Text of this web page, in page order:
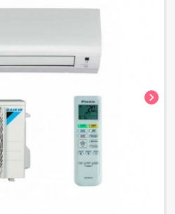
chevron_right